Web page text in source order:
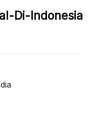
Di-Indonesia